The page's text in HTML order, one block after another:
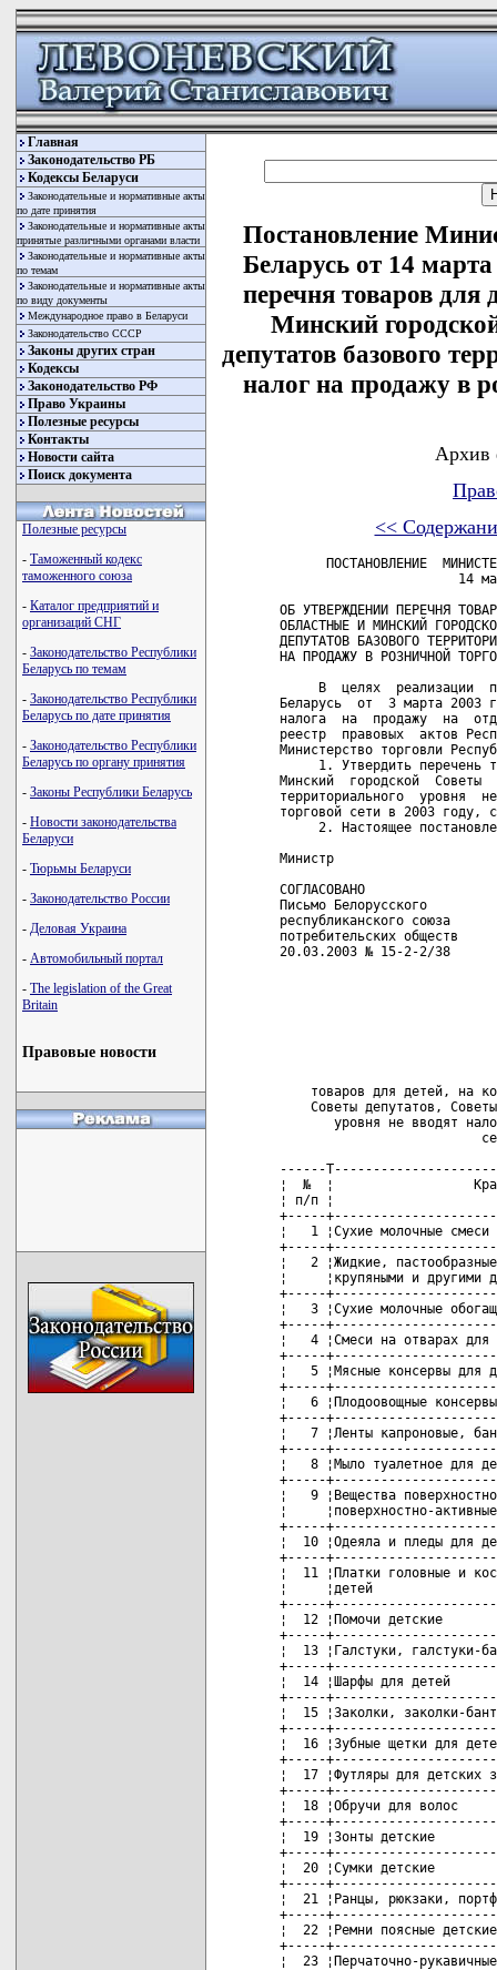
Главная
Законодательство РБ
Кодексы Беларуси
Законодательные и нормативные акты
по дате принятия
Законодательные и нормативные акты
принятые различными органами власти
Законодательные и нормативные акты
по темам
Законодательные и нормативные акты
по виду документы
Международное право в Беларуси
Законодательство СССР
Законы других стран
Кодексы
Законодательство РФ
Право Украины
Полезные ресурсы
Контакты
Новости сайта
Поиск документа
Полезные ресурсы
- Таможенный кодекс
таможенного союза
- Каталог предприятий и
организаций СНГ
- Законодательство Республики
Беларусь по темам
- Законодательство Республики
Беларусь по дате принятия
- Законодательство Республики
Беларусь по органу принятия
- Законы Республики Беларусь
- Новости законодательства
Беларуси
- Тюрьмы Беларуси
- Законодательство России
- Деловая Украина
- Автомобильный портал
- The legislation of the Great
Britain
Правовые новости
Постановление
Беларусь от 14
перечня товаров для
Минский
депутатов базового
налог на продажу в
Архив
<<
ПОСТАНОВЛЕНИЕ  МИНИСТЕРСТВА ТОРГОВЛИ РЕСПУБЛИКИ БЕЛАРУСЬ
                       14 марта 2003 г. № 19

ОБ УТВЕРЖДЕНИИ ПЕРЕЧНЯ ТОВАРОВ ДЛЯ ДЕТЕЙ, НА КОТОРЫЕ
ОБЛАСТНЫЕ И МИНСКИЙ ГОРОДСКОЙ СОВЕТЫ ДЕПУТАТОВ, СОВЕТЫ
ДЕПУТАТОВ БАЗОВОГО ТЕРРИТОРИАЛЬНОГО УРОВНЯ НЕ ВВОДЯТ НАЛОГ
НА ПРОДАЖУ В РОЗНИЧНОЙ ТОРГОВОЙ СЕТИ В 2003 ГОДУ

     В  целях  реализации  постановления Совета Министров Республики
Беларусь  от  3 марта 2003 г. № 294 "О некоторых вопросах применения
налога  на  продажу  на  отдельные товары в 2003 году" (Национальный
реестр  правовых  актов Республики Беларусь, 2003 г., № 29, 5/12085)
Министерство торговли Республики Беларусь постановляет:
     1. Утвердить перечень товаров для детей, на которые областные и
Минский  городской  Советы  депутатов,  Советы  депутатов   базового
территориального  уровня  не  вводят  налог  на  продажу в розничной
торговой сети в 2003 году, согласно приложению.
     2. Настоящее постановление вступает в силу с 1 апреля 2003 г.

Министр                                                 А.Н.КУЛИЧКОВ

СОГЛАСОВАНО
Письмо Белорусского
республиканского союза
потребительских обществ
20.03.2003 № 15-2-2/38

                                               Приложение
                                               к постановлению
                                               Министерства торговли
                                               Республики Беларусь
                                               14.03.2003 № 19

                              ПЕРЕЧЕНЬ
    товаров для детей, на которые областные и Минский городской
    Советы депутатов, Советы депутатов базового территориального
       уровня не вводят налог на продажу в розничной торговой
                          сети в 2003 году

------T------------------------------------------------------------¬
¦  №  ¦                  Краткое наименование                      ¦
¦ п/п ¦                                                            ¦
+-----+------------------------------------------------------------+
¦   1 ¦Сухие молочные смеси для детей                              ¦
+-----+------------------------------------------------------------+
¦   2 ¦Жидкие, пастообразные и прочие молочные продукты с          ¦
¦     ¦крупяными и другими добавками для детей                     ¦
+-----+------------------------------------------------------------+
¦   3 ¦Сухие молочные обогащенные каши для детей                   ¦
+-----+------------------------------------------------------------+
¦   4 ¦Смеси на отварах для детей                                  ¦
+-----+------------------------------------------------------------+
¦   5 ¦Мясные консервы для детей                                   ¦
+-----+------------------------------------------------------------+
¦   6 ¦Плодоовощные консервы для детей                             ¦
+-----+------------------------------------------------------------+
¦   7 ¦Ленты капроновые, бантики                                   ¦
+-----+------------------------------------------------------------+
¦   8 ¦Мыло туалетное для детей                                    ¦
+-----+------------------------------------------------------------+
¦   9 ¦Вещества поверхностно-активные органические,                ¦
¦     ¦поверхностно-активные средства, моющие средства (для детей) ¦
+-----+------------------------------------------------------------+
¦  10 ¦Одеяла и пледы для детей                                    ¦
+-----+------------------------------------------------------------+
¦  11 ¦Платки головные и косынки, платки носовые, карманные для    ¦
¦     ¦детей                                                       ¦
+-----+------------------------------------------------------------+
¦  12 ¦Помочи детские                                              ¦
+-----+------------------------------------------------------------+
¦  13 ¦Галстуки, галстуки-бабочки детские                          ¦
+-----+------------------------------------------------------------+
¦  14 ¦Шарфы для детей                                             ¦
+-----+------------------------------------------------------------+
¦  15 ¦Заколки, заколки-банты, зажимы для волос детские            ¦
+-----+------------------------------------------------------------+
¦  16 ¦Зубные щетки для детей